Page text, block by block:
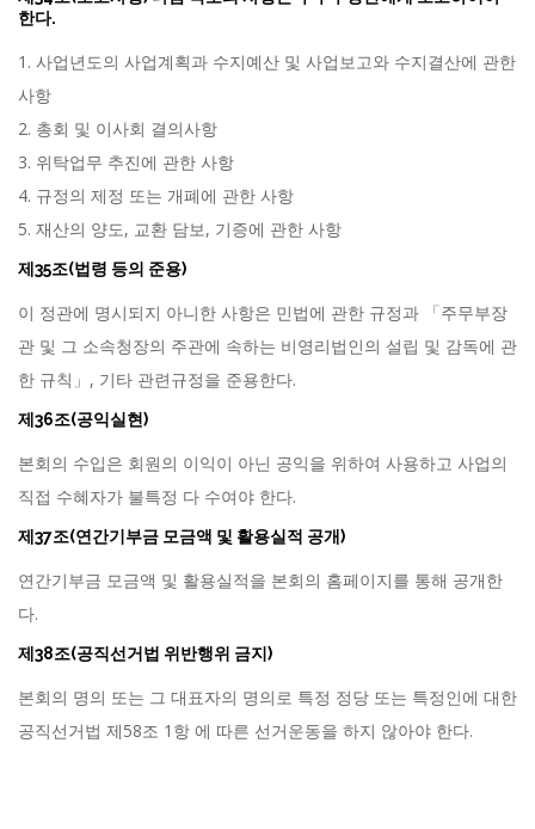
한다.
1. 사업년도의 사업계획과 수지예산 및 사업보고와 수지결산에 관한
사항
2. 총회 및 이사회 결의사항
3. 위탁업무 추진에 관한 사항
4. 규정의 제정 또는 개폐에 관한 사항
5. 재산의 양도, 교환 담보, 기증에 관한 사항
제35조(법령 등의 준용)
이 정관에 명시되지 아니한 사항은 민법에 관한 규정과 「주무부장
관 및 그 소속청장의 주관에 속하는 비영리법인의 설립 및 감독에 관
한 규칙」, 기타 관련규정을 준용한다.
제36조(공익실현)
본회의 수입은 회원의 이익이 아닌 공익을 위하여 사용하고 사업의
직접 수혜자가 불특정 다 수여야 한다.
제37조(연간기부금 모금액 및 활용실적 공개)
연간기부금 모금액 및 활용실적을 본회의 홈페이지를 통해 공개한
다.
제38조(공직선거법 위반행위 금지)
본회의 명의 또는 그 대표자의 명의로 특정 정당 또는 특정인에 대한
공직선거법 제58조 1항 에 따른 선거운동을 하지 않아야 한다.